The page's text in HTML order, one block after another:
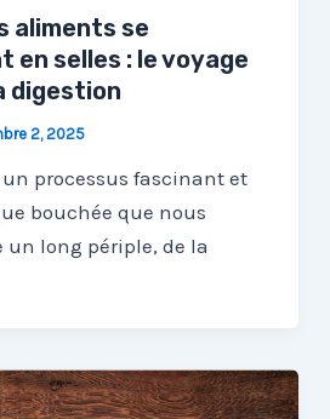
aliments se
selles : le voyage
digestion
2, 2025
processus fascinant et
bouchée que nous
long périple, de la